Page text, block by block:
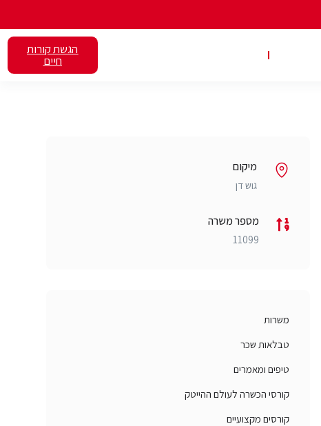
הגשת קורות
חיים
מיקום
גוש דן
מספר משרה
11099
משרות
טבלאות שכר
טיפים ומאמרים
קורסי הכשרה לעולם ההייטק
קורסים מקצועיים